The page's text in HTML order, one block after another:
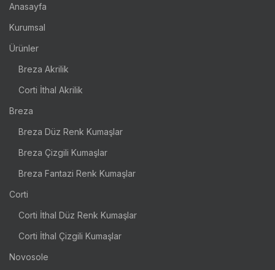
Anasayfa
Kurumsal
Ürünler
Breza Akrilik
Corti İthal Akrilik
Breza
Breza Düz Renk Kumaşlar
Breza Çizgili Kumaşlar
Breza Fantazi Renk Kumaşlar
Corti
Corti İthal Düz Renk Kumaşlar
Corti İthal Çizgili Kumaşlar
Novosole